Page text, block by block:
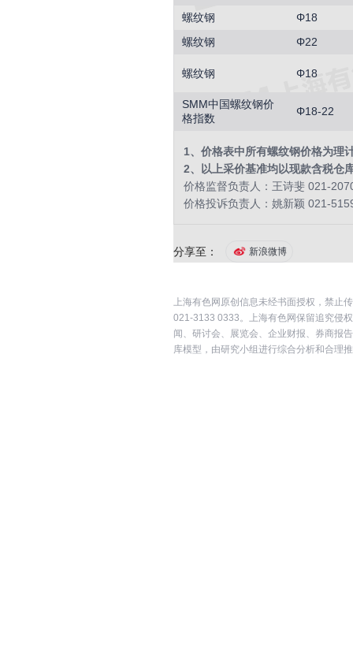
螺纹钢
Φ18
螺纹钢
Φ22
螺纹钢 Φ18
SMM中国螺纹钢价
格指数
Φ18-22
1、价格表中所有螺纹钢价格为理
2、以上采价基准均以现款含税仓
价格监督负责人：王诗斐 021-
价格投诉负责人：姚新颖 021-
分享至： 新浪微博
上海有色网原创信息未经书面授权，禁止
021-3133 0333。上海有色网保留追究侵
闻、研讨会、展览会、企业财报、券商报
库模型，由研究小组进行综合分析和合理